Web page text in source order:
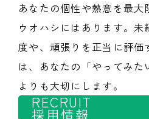
あなたの個性や熱意を最大
ウオハシにはあります。
度や、頑張りを正当に評価
は、あなたの「やってみ
よりも大切にします。
RECRUIT
採用情報